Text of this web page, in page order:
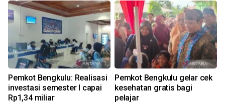
Pemkot Bengkulu: Realisasi
investasi semester I capai
Rp1,34 miliar
Pemkot Bengkulu gelar cek
kesehatan gratis bagi
pelajar